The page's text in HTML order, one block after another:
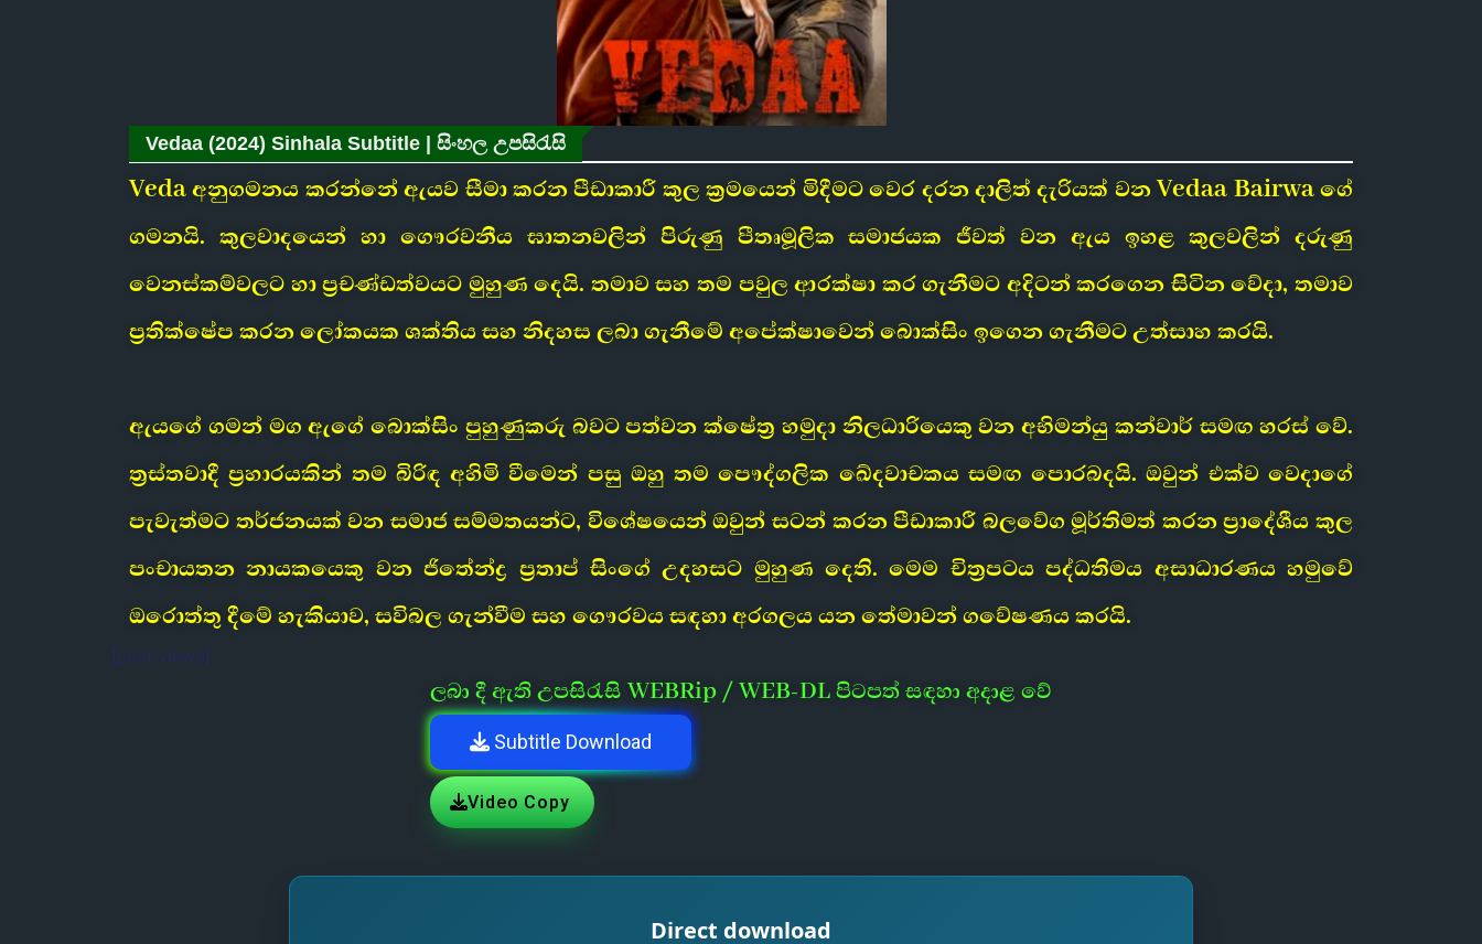
Vedaa (2024) Sinhala Subtitle | සිංහල උපසිරැසි
Veda අනුගමනය කරන්නේ ඇයව සීමා කරන පීඩාකාරී කුල ක්‍රමයෙන් මිදීමට වෙර දරන දාලිත් දැරියක් වන Vedaa Bairwa ගේ
ගමනයි. කුලවාදයෙන් හා ගෞරවනීය ඝාතනවලින් පිරුණු පීතෘමූලික සමාජයක ජීවත් වන ඇය ඉහළ කුලවලින් දරුණු
වෙනස්කම්වලට හා ප්‍රචණ්ඩත්වයට මුහුණ දෙයි. තමාව සහ තම පවුල ආරක්ෂා කර ගැනීමට අදිටන් කරගෙන සිටින වේදා, තමාව
ප්‍රතික්ෂේප කරන ලෝකයක ශක්තිය සහ නිදහස ලබා ගැනීමේ අපේක්ෂාවෙන් බොක්සිං ඉගෙන ගැනීමට උත්සාහ කරයි.
ඇයගේ ගමන් මග ඇගේ බොක්සිං පුහුණුකරු බවට පත්වන ක්ෂේත්‍ර හමුදා නිලධාරියෙකු වන අභිමන්යු කන්වාර් සමඟ හරස් වේ.
ත්‍රස්තවාදී ප්‍රහාරයකින් තම බිරිඳ අහිමි වීමෙන් පසු ඔහු තම පෞද්ගලික ඛේදවාචකය සමඟ පොරබදයි. ඔවුන් එක්ව වෙදාගේ
පැවැත්මට තර්ජනයක් වන සමාජ සම්මතයන්ට, විශේෂයෙන් ඔවුන් සටන් කරන පීඩාකාරී බලවේග මූර්තිමත් කරන ප්‍රාදේශීය කුල
පංචායතන නායකයෙකු වන ජිතේන්ද්‍ර ප්‍රතාප් සිංගේ උදහසට මුහුණ දෙති. මෙම චිත්‍රපටය පද්ධතිමය අසාධාරණය හමුවේ
ඔරොත්තු දීමේ හැකියාව, සවිබල ගැන්වීම සහ ගෞරවය සඳහා අරගලය යන තේමාවන් ගවේෂණය කරයි.
[post-views]
ලබා දී ඇති උපසිරැසි WEBRip / WEB-DL පිටපත් සඳහා අදාළ වේ
Subtitle Download
Video Copy
Direct download